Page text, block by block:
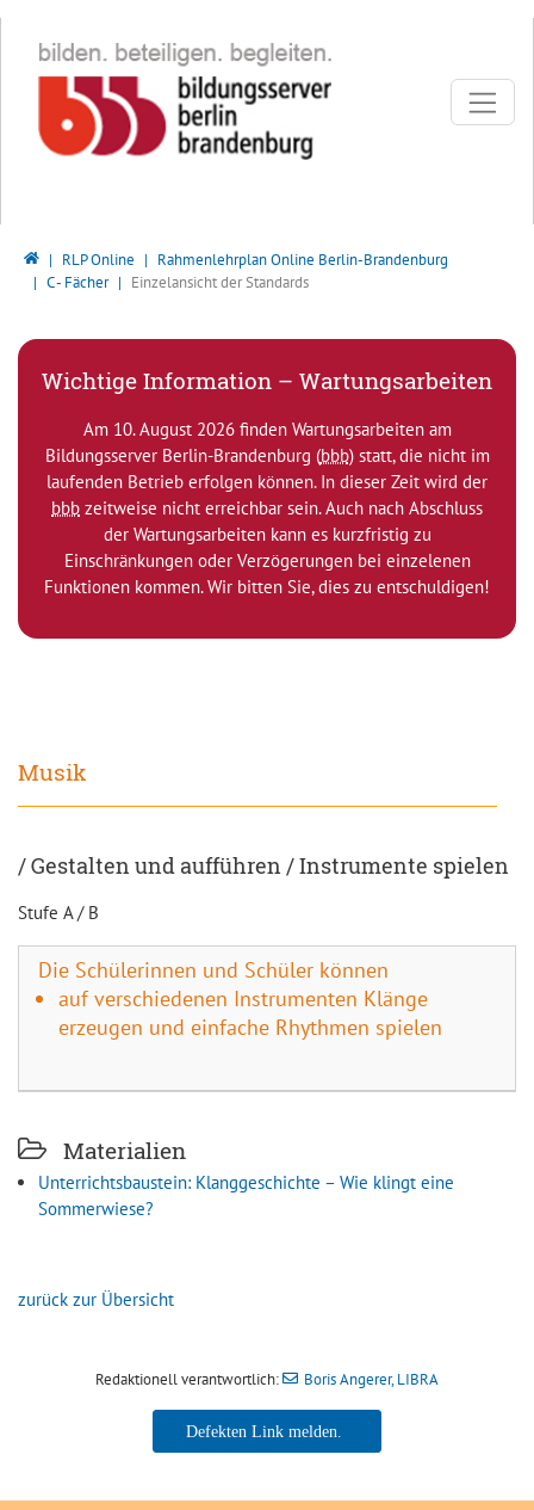
Bildungsserver Berlin - Brandenburg
RLP Online
Rahmenlehrplan Online Berlin-Brandenburg
C - Fächer
Einzelansicht der Standards
Wichtige Information – Wartungsarbeiten
Am 10. August 2026 finden Wartungsarbeiten am
Bildungsserver Berlin-Brandenburg (bbb) statt, die nicht im
laufenden Betrieb erfolgen können. In dieser Zeit wird der
bbb zeitweise nicht erreichbar sein. Auch nach Abschluss
der Wartungsarbeiten kann es kurzfristig zu
Einschränkungen oder Verzögerungen bei einzelenen
Funktionen kommen. Wir bitten Sie, dies zu entschuldigen!
Musik
/ Gestalten und aufführen / Instrumente spielen
Stufe A / B
Die Schülerinnen und Schüler können
auf verschiedenen Instrumenten Klänge
erzeugen und einfache Rhythmen spielen
Materialien
Unterrichtsbaustein: Klanggeschichte – Wie klingt eine
Sommerwiese?
zurück zur Übersicht
Redaktionell verantwortlich: Boris Angerer, LIBRA
Boris Angerer, LIBRA